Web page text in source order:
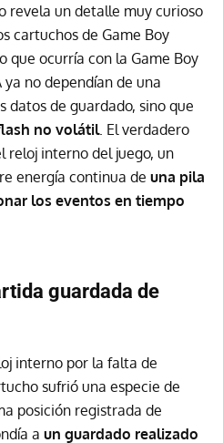
revela un detalle muy curioso
cartuchos de Game Boy
que ocurría con la Game Boy
no dependían de una
datos de guardado, sino que
no volátil. El verdadero
reloj interno del juego, un
energía continua de una pila
los eventos en tiempo
guardada de
interno por la falta de
sufrió una especie de
posición registrada de
a un guardado realizado